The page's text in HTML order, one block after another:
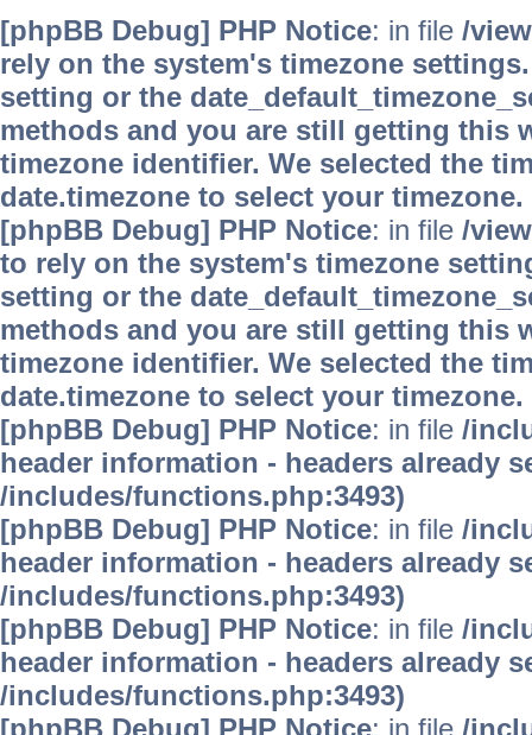
[phpBB Debug] PHP Notice: in file /
rely on the system's timezone
setting or the
methods and you are still getting this
timezone identifier. We selected the
date.timezone to select your timezone.
[phpBB Debug] PHP Notice: in file /
to rely on the system's timezone
setting or the
methods and you are still getting this
timezone identifier. We selected the
date.timezone to select your timezone.
[phpBB Debug] PHP Notice: in file /
header information - headers already
/includes/functions.php:3493)
[phpBB Debug] PHP Notice: in file /
header information - headers already
/includes/functions.php:3493)
[phpBB Debug] PHP Notice: in file /
header information - headers already
/includes/functions.php:3493)
[phpBB Debug] PHP Notice: in file /